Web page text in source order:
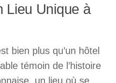
Lieu Unique à
bien plus qu’un hôtel
témoin de l’histoire
un lieu où se